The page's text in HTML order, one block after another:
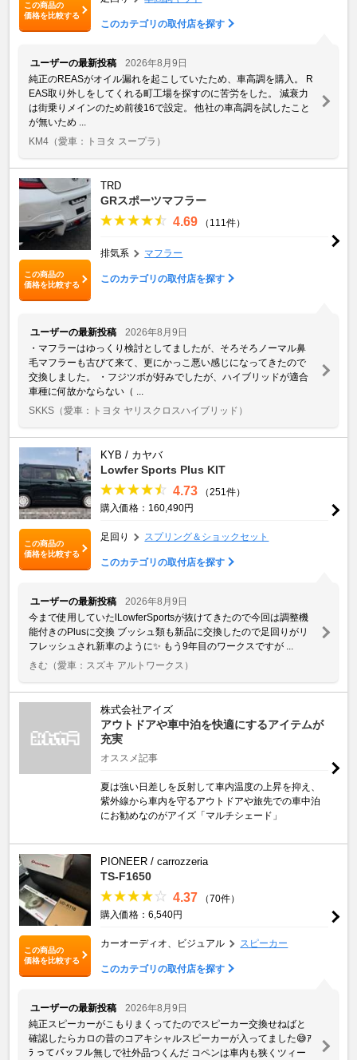
この商品の
価格を比較する
このカテゴリの取付店を探す
ユーザーの最新投稿
2026年8月9日
純正のREASがオイル漏れを起こしていたため、車高調を購入。 R
EAS取り外しをしてくれる町工場を探すのに苦労をした。 減衰力
は街乗りメインのため前後16で設定。 他社の車高調を試したこと
が無いため ...
KM4 （愛車：トヨタ スープラ）
この商品の
価格を比較する
TRD
GRスポーツマフラー
4.69 （111件）
排気系 マフラー
このカテゴリの取付店を探す
ユーザーの最新投稿
2026年8月9日
・マフラーはゆっくり検討としてましたが、そろそろノーマル鼻
毛マフラーも古びて来て、更にかっこ悪い感じになってきたので
交換しました。 ・フジツボが好みでしたが、ハイブリッドが適合
車種に何故かならない（ ...
SKKS （愛車：トヨタ ヤリスクロスハイブリッド）
この商品の
価格を比較する
KYB / カヤバ
Lowfer Sports Plus KIT
4.73
（251件）
購入価格：160,490円
足回り スプリング＆ショックセット
このカテゴリの取付店を探す
ユーザーの最新投稿
2026年8月9日
今まで使用していたlLowferSportsが抜けてきたので今回は調整機
能付きのPlusに交換 ブッシュ類も新品に交換したので足回りがリ
フレッシュされ新車のように✨️ もう9年目のワークスですが ...
きむ （愛車：スズキ アルトワークス）
株式会社アイズ
アウトドアや車中泊を快適にするアイテムが
充実
オススメ記事
夏は強い日差しを反射して車内温度の上昇を抑え、
紫外線から車内を守るアウトドアや旅先での車中泊
にお勧めなのがアイズ「マルチシェード」
この商品の
価格を比較する
PIONEER / carrozzeria
TS-F1650
4.37
（70件）
購入価格：6,540円
カーオーディオ、ビジュアル スピーカー
このカテゴリの取付店を探す
ユーザーの最新投稿
2026年8月9日
純正スピーカーがこもりまくってたのでスピーカー交換せねばと
確認したらカロの昔のコアキシャルスピーカーが入ってました😅ｱ
ﾗ ってバッフル無しで社外品つくんだ コペンは車内も狭くツィー